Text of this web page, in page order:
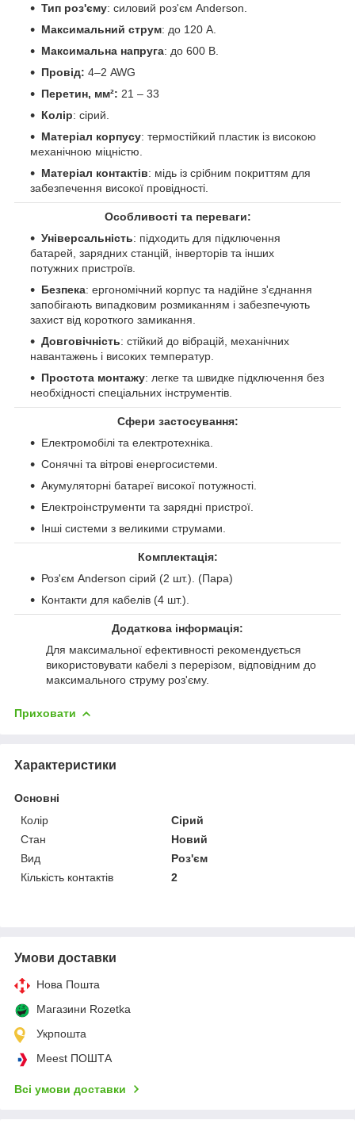
Тип роз'єму: силовий роз'єм Anderson.
Максимальний струм: до 120 А.
Максимальна напруга: до 600 В.
Провід: 4–2 AWG
Перетин, мм²: 21 – 33
Колір: сірий.
Матеріал корпусу: термостійкий пластик із високою
механічною міцністю.
Матеріал контактів: мідь із срібним покриттям для
забезпечення високої провідності.
Особливості та переваги:
Універсальність: підходить для підключення
батарей, зарядних станцій, інверторів та інших
потужних пристроїв.
Безпека: ергономічний корпус та надійне з'єднання
запобігають випадковим розмиканням і забезпечують
захист від короткого замикання.
Довговічність: стійкий до вібрацій, механічних
навантажень і високих температур.
Простота монтажу: легке та швидке підключення без
необхідності спеціальних інструментів.
Сфери застосування:
Електромобілі та електротехніка.
Сонячні та вітрові енергосистеми.
Акумуляторні батареї високої потужності.
Електроінструменти та зарядні пристрої.
Інші системи з великими струмами.
Комплектація:
Роз'єм Anderson сірий (2 шт.). (Пара)
Контакти для кабелів (4 шт.).
Додаткова інформація:
Для максимальної ефективності рекомендується
використовувати кабелі з перерізом, відповідним до
максимального струму роз'єму.
Приховати
Характеристики
Основні
Колір
Сірий
Стан
Новий
Вид
Роз'єм
Кількість контактів
2
Умови доставки
Нова Пошта
Магазини Rozetka
Укрпошта
Meest ПОШТА
Всі умови доставки